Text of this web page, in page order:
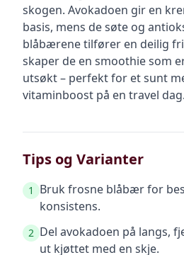
skogen. Avokadoen gir en
basis, mens de søte og
blåbærene tilfører en deilig
skaper de en smoothie som
utsøkt – perfekt for et sunt
vitaminboost på en travel dag.
Tips og Varianter
1
Bruk frosne blåbær for
konsistens.
2 Del avokadoen på langs,
ut kjøttet med en skje.